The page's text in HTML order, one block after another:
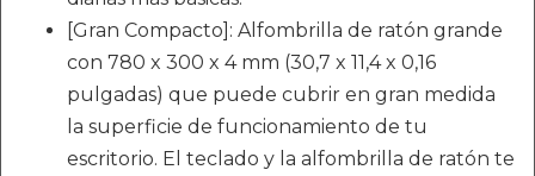
[Gran Compacto]: Alfombrilla de ratón grande
con 780 x 300 x 4 mm (30,7 x 11,4 x 0,16
pulgadas) que puede cubrir en gran medida
la superficie de funcionamiento de tu
escritorio. El teclado y la alfombrilla de ratón te